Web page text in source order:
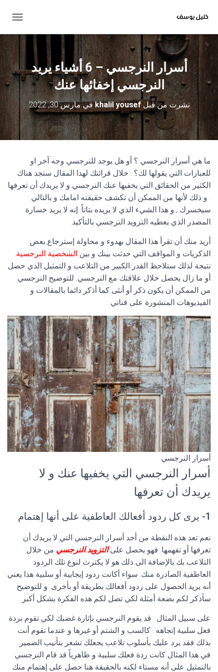
ب
ي
ل
ا
ل
ت
ن
ق
ل
أسرار النرجسي – 6 أشياء يريد
النرجسي إخفائها عنك
نشرت من قبلkhalil yousefفيمارس 30, 2022
ما هي أسرار النرجسي ؟ أو هل يوجد للنرجسي وجه آخر او
للعبارات التي يقولها لك؟ . خلال قرائتك لهذا المقال ستجد هناك
الكثير من الحقائق التي يخفيها عنك النرجسي و لا يريدك أن تعرفها
. و ذلك لأنها من الممكن أن تكشف حقيقته امامك و بالتالي
سيخسرك , و هذا الشيء الذي لا يريده بتاتاً. إنه لا يريد خسارة
المصدر الذي يعطيه التزويد النرجسي بالتأكيد.
أريد منك أن تقرأ هذا المقال بهدوء و محاولة إسترجاع بعض
الذكريات و المواقف التي حدثت بينك و بين الشخصية النرجسية.
نتيجة لذلك ستلاحظ القدر الكبير من التلاعب و التمثيل الذي حصل
أو ما زال يحصل خلال علاقتك مع النرجسي. للتوضيح النرجسي
من الممكن أن يكون ذكر أو أنثى كما أذكر دائما بالمقالات و
الفيديوهات المنشورة على قناتي.
أسرار النرجسي
أسرار النرجسي التي يخفيها عنك و لا
يريدك أن تعرفها
1- يرى كل ردود أفعالك العاطفية على أنها إهتمام
نعم تعد هذه النقطة من أحد أسرار النرجسي التي لا يريدك أن
تعرفها أو تفهمها. فهو يحصل علىالتزويد النرجسي من خلال
التلاعب بك بالإضافة الى ذلك هو لا يكترث لنوع تلك الردود
العاطفية الصادرة منك. سواء أكانت ردود إيجابية أو سلبية هذا يعني
أنه يريد الحصول على ردود أفعالك بطريقة أو بأخرى. و للتوضيح
سأذكر لكم بضعة أمثلة لكي تصل لكم هذه الفكرة بشكل أكبر.
على سبيل المثال : قد يقوم النرجسي بإثارة غضبك لكي تقوم بردة
فعل سلبية إتجاهه . كالسب و الشتم أو غيرها و عندما تقوم أنت
بذلك فقد يرد عليك بأسلوب تلاعب يجعلك تشعر بتأنيب الضمير.
في هذا المثال كانت ردة فعلك سلبية و ظاهرياً قد قام النرجسي
بالتمثيل على أنه مستاء لكنه بالحقيقة هنا حصل على إهتمام منك